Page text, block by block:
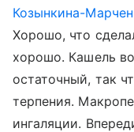
Козынкина-
Хорошо, что
хорошо. Кашель
остаточный, так
терпения.
ингаляции.